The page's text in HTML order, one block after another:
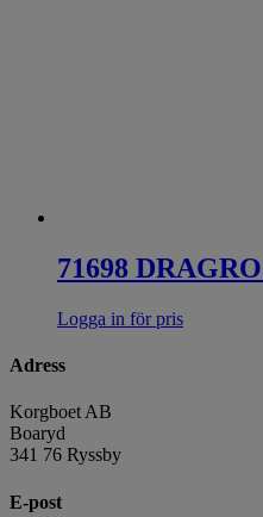
71698
Logga in för pris
Adress
Korgboet AB
Boaryd
341 76 Ryssby
E-post